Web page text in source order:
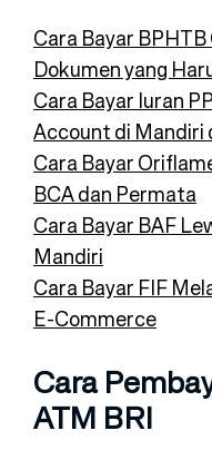
Cara Bayar
Dokumen yang
Cara Bayar Iuran
Account di Mandiri
Cara Bayar
BCA dan Permata
Cara Bayar BAF
Mandiri
Cara Bayar FIF
E-Commerce
Cara
ATM BRI